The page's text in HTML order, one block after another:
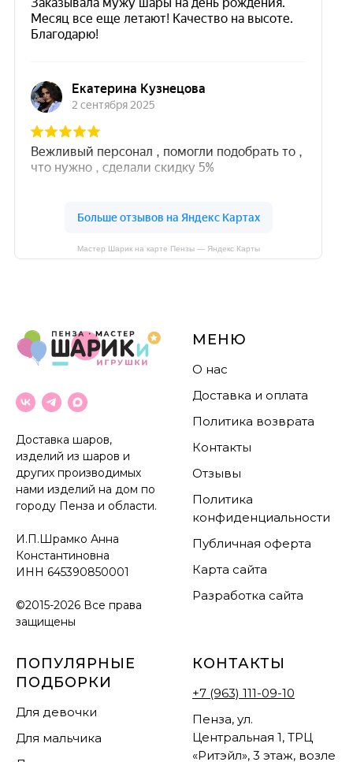
Мастер Шарик на карте Пензы — Яндекс Карты
Доставка шаров,
изделий из шаров и
других производимых
нами изделий на дом по
городу Пенза и области.
И.П.Шрамко Анна
Константиновна
ИНН 645390850001
©2015-2026 Все права
защищены
МЕНЮ
О нас
Доставка и оплата
Политика возврата
Контакты
Отзывы
Политика
конфиденциальности
Публичная оферта
Карта сайта
Разработка сайта
ПОПУЛЯРНЫЕ
ПОДБОРКИ
Для девочки
Для мальчика
КОНТАКТЫ
+7 (963) 111-09-10
Пенза, ул.
Центральная 1, ТРЦ
«Ритэйл», 3 этаж, возле